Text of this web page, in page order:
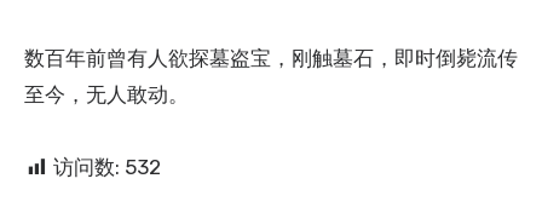
数百年前曾有人欲探墓盗宝，刚触墓石，即时倒毙流传
至今，无人敢动。
访问数: 532